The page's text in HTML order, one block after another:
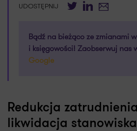
UDOSTĘPNIJ TwitterLinkedIn
E-mail
Bądź na bieżąco ze zmianami
i księgowości! Zaobserwuj nas
Google
Redukcja
likwidacja